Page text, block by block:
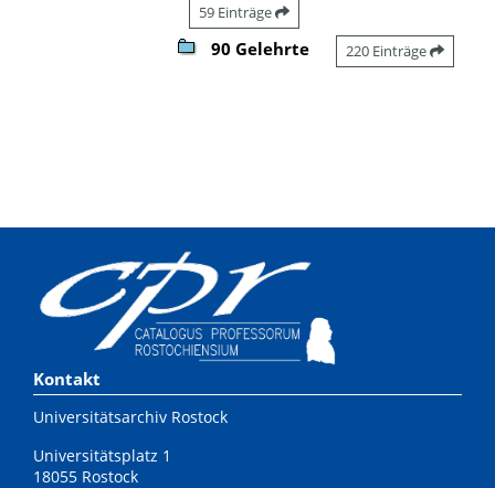
59 Einträge
90 Gelehrte 220 Einträge
Kontakt
Universitätsarchiv Rostock
Universitätsplatz 1
18055 Rostock